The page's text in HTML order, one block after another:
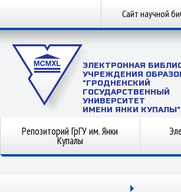
Сайт научной
ЭЛЕКТРОННАЯ
УЧРЕЖДЕНИЯ
"ГРОДНЕНСКИЙ
ГОСУДАРСТВЕННЫЙ
УНИВЕРСИТЕТ
ИМЕНИ ЯНКИ КУПАЛЫ"
Репозиторий ГрГУ им. Янки
Купалы